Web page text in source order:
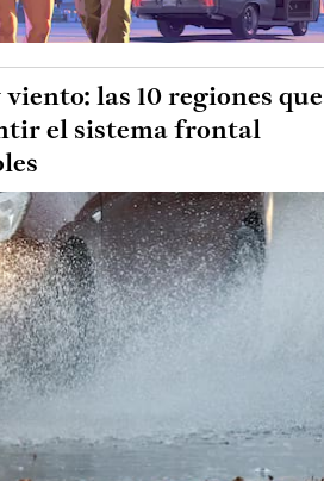
las 10 regiones que
el sistema frontal